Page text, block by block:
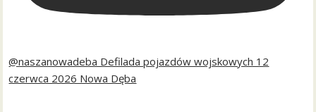
@naszanowadeba Defilada pojazdów wojskowych 12
czerwca 2026 Nowa Dęba